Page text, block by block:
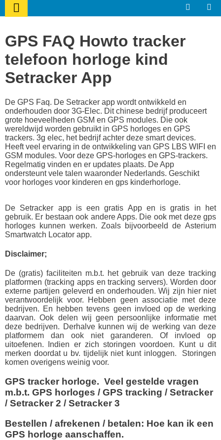
GPS FAQ Howto tracker
telefoon horloge kind
Setracker App
De GPS Faq. De Setracker app wordt ontwikkeld en
onderhouden door 3G-Elec. Dit chinese bedrijf produceert
grote hoeveelheden GSM en GPS modules. Die ook
wereldwijd worden gebruikt in GPS horloges en GPS
trackers. 3g elec, het bedrijf achter deze smart devices.
Heeft veel ervaring in de ontwikkeling van GPS LBS WIFI en
GSM modules. Voor deze GPS-horloges en GPS-trackers.
Regelmatig vinden en er updates plaats. De App
ondersteunt vele talen waaronder Nederlands. Geschikt
voor horloges voor kinderen en gps kinderhorloge.
De Setracker app is een gratis App en is gratis in het
gebruik. Er bestaan ook andere Apps. Die ook met deze gps
horloges kunnen werken. Zoals bijvoorbeeld de Asterium
Smartwatch Locator app.
Disclaimer;
De (gratis) faciliteiten m.b.t. het gebruik van deze tracking
platformen (tracking apps en tracking servers). Worden door
externe partijen geleverd en onderhouden. Wij zijn hier niet
verantwoordelijk voor. Hebben geen associatie met deze
bedrijven. En hebben tevens geen invloed op de werking
daarvan. Ook delen wij geen persoonlijke informatie met
deze bedrijven. Derhalve kunnen wij de werking van deze
platformem dan ook niet garanderen. Of invloed op
uitoefenen. Indien er zich storingen voordoen. Kunt u dit
merken doordat u bv. tijdelijk niet kunt inloggen. Storingen
komen overigens weinig voor.
GPS tracker horloge. Veel gestelde vragen
m.b.t. GPS horloges / GPS tracking / Setracker
/ Setracker 2 / Setracker 3
Bestellen / afrekenen / betalen: Hoe kan ik een
GPS horloge aanschaffen.